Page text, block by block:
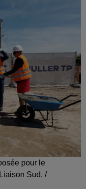
pour le
Sud. /